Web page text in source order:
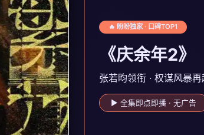
🔥 盼盼独家 · 口碑TOP1
《庆余年2》
张若昀领衔 · 权谋风暴
▶ 全集即点即播 · 无广告